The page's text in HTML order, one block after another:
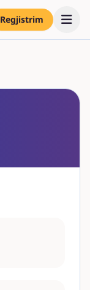
Regjistrim